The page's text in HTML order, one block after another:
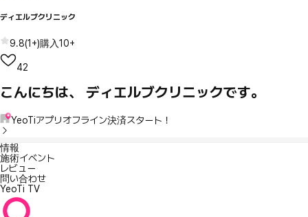
ディエルブクリニック
9.8(1+)購入10+
42
こんにちは、 ディエルブクリニックです。
YeoTiアプリオフライン決済スタート！
情報
施術イベント
レビュー
問い合わせ
YeoTi TV